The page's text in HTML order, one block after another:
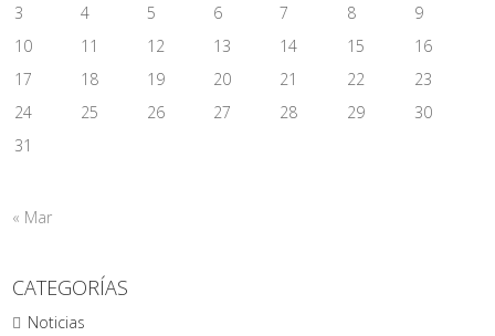
3
4 5 6 7 8
9
10
11 12 13 14 15
16
17
18 19 20 21 22
23
24
25 26 27 28 29
30
31
« Mar
CATEGORÍAS
Noticias